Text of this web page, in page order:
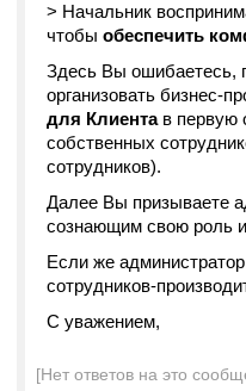
> Начальник
чтобы обеспечить
Здесь Вы ошибаетесь,
организовать бизнес-
для Клиента в первую
собственных
сотрудников).
Далее Вы призываете
сознающим свою роль
Если же
сотрудников-
С уважением,
[Нет ответов на это